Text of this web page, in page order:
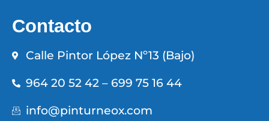
Contacto
Calle Pintor López Nº13 (Bajo)
964 20 52 42 – 699 75 16 44
info@pinturneox.com